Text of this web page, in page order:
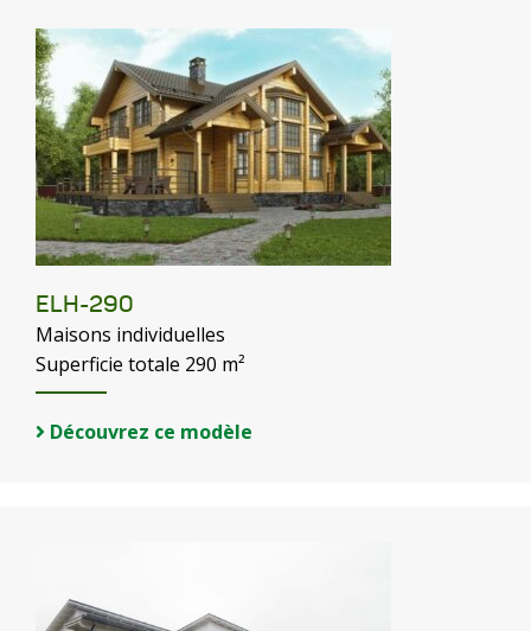
ELH-290
Maisons individuelles
Superficie totale 290 m²
Découvrez ce modèle